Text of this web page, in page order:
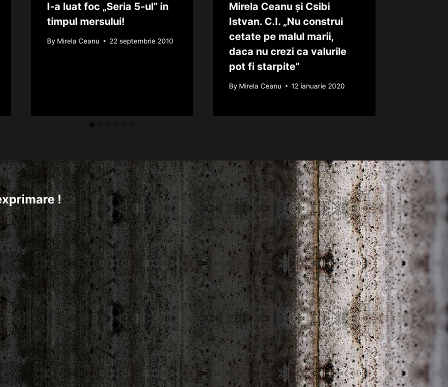
I-a luat foc „Seria 5-ul” in
timpul mersului!
By Mirela Ceanu 22 septembrie 2010
Mirela Ceanu și Csibi
Istvan. C.I. „Nu construi
cetate pe malul marii,
daca nu crezi ca valurile
pot fi starpite”
By Mirela Ceanu 12 ianuarie 2020
!